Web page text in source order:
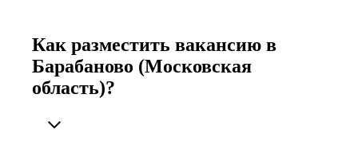
Как разместить вакансию в
Барабаново (Московская
область)?